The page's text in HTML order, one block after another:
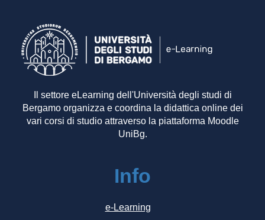
Il settore eLearning dell'Università degli studi di
Bergamo organizza e coordina la didattica online dei
vari corsi di studio attraverso la piattaforma Moodle
UniBg.
Info
e-Learning